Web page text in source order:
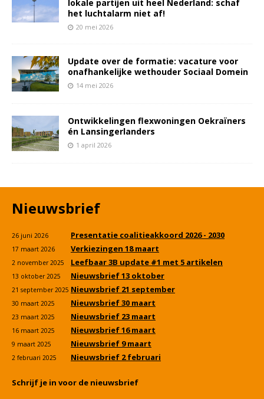
lokale partijen uit heel Nederland: schaf
het luchtalarm niet af!
20 mei 2026
Update over de formatie: vacature voor
onafhankelijke wethouder Sociaal Domein
14 mei 2026
Ontwikkelingen flexwoningen Oekraïners
én Lansingerlanders
1 april 2026
Nieuwsbrief
26 juni 2026 Presentatie coalitieakkoord 2026 - 2030
17 maart 2026 Verkiezingen 18 maart
2 november 2025 Leefbaar 3B update #1 met 5 artikelen
13 oktober 2025 Nieuwsbrief 13 oktober
21 september 2025 Nieuwsbrief 21 september
30 maart 2025 Nieuwsbrief 30 maart
23 maart 2025 Nieuwsbrief 23 maart
16 maart 2025 Nieuwsbrief 16 maart
9 maart 2025 Nieuwsbrief 9 maart
2 februari 2025 Nieuwsbrief 2 februari
Schrijf je in voor de nieuwsbrief